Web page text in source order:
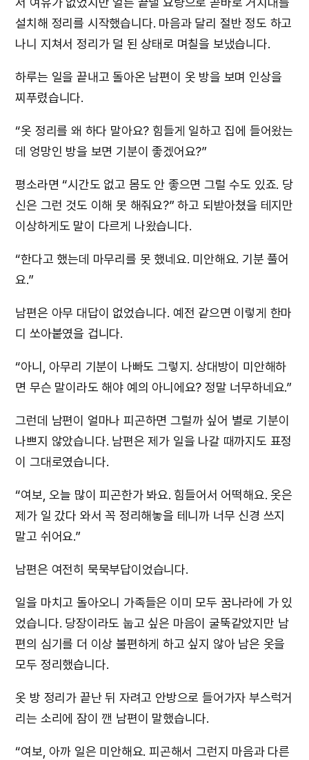
설치해 정리를 시작했습니다. 마음과 달리 절반 정도 하고
나니 지쳐서 정리가 덜 된 상태로 며칠을 보냈습니다.
하루는 일을 끝내고 돌아온 남편이 옷 방을 보며 인상을
찌푸렸습니다.
“옷 정리를 왜 하다 말아요? 힘들게 일하고 집에 들어왔는
데 엉망인 방을 보면 기분이 좋겠어요?”
평소라면 “시간도 없고 몸도 안 좋으면 그럴 수도 있죠. 당
신은 그런 것도 이해 못 해줘요?” 하고 되받아쳤을 테지만
이상하게도 말이 다르게 나왔습니다.
“한다고 했는데 마무리를 못 했네요. 미안해요. 기분 풀어
요.”
남편은 아무 대답이 없었습니다. 예전 같으면 이렇게 한마
디 쏘아붙였을 겁니다.
“아니, 아무리 기분이 나빠도 그렇지. 상대방이 미안해하
면 무슨 말이라도 해야 예의 아니에요? 정말 너무하네요.”
그런데 남편이 얼마나 피곤하면 그럴까 싶어 별로 기분이
나쁘지 않았습니다. 남편은 제가 일을 나갈 때까지도 표정
이 그대로였습니다.
“여보, 오늘 많이 피곤한가 봐요. 힘들어서 어떡해요. 옷은
제가 일 갔다 와서 꼭 정리해놓을 테니까 너무 신경 쓰지
말고 쉬어요.”
남편은 여전히 묵묵부답이었습니다.
일을 마치고 돌아오니 가족들은 이미 모두 꿈나라에 가 있
었습니다. 당장이라도 눕고 싶은 마음이 굴뚝같았지만 남
편의 심기를 더 이상 불편하게 하고 싶지 않아 남은 옷을
모두 정리했습니다.
옷 방 정리가 끝난 뒤 자려고 안방으로 들어가자 부스럭거
리는 소리에 잠이 깬 남편이 말했습니다.
“여보, 아까 일은 미안해요. 피곤해서 그런지 마음과 다른